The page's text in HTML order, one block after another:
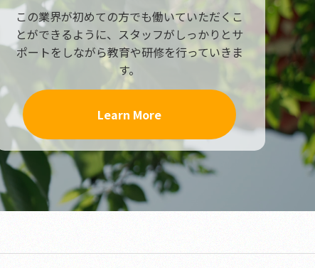
この業界が初めての方でも働いていただくこ
とができるように、スタッフがしっかりとサ
ポートをしながら教育や研修を行っていきま
す。
Learn More